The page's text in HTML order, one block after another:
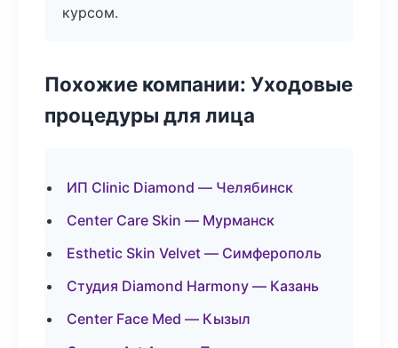
курсом.
Похожие компании: Уходовые
процедуры для лица
ИП Clinic Diamond — Челябинск
Center Care Skin — Мурманск
Esthetic Skin Velvet — Симферополь
Студия Diamond Harmony — Казань
Center Face Med — Кызыл